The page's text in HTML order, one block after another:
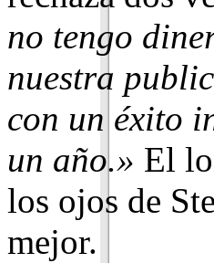
no tengo
nuestra
con un éxito
un año.» El
los ojos de
mejor.